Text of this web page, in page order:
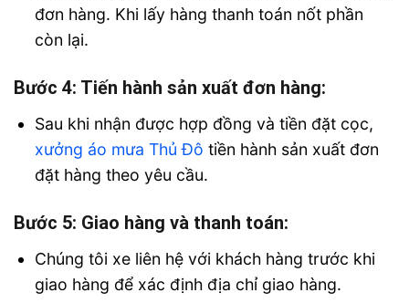
đơn hàng. Khi lấy hàng thanh toán nốt phần
còn lại.
Bước 4: Tiến hành sản xuất đơn hàng:
Sau khi nhận được hợp đồng và tiền đặt cọc,
xưởng áo mưa Thủ Đô tiền hành sản xuất đơn
đặt hàng theo yêu cầu.
Bước 5: Giao hàng và thanh toán:
Chúng tôi xe liên hệ với khách hàng trước khi
giao hàng để xác định địa chỉ giao hàng.